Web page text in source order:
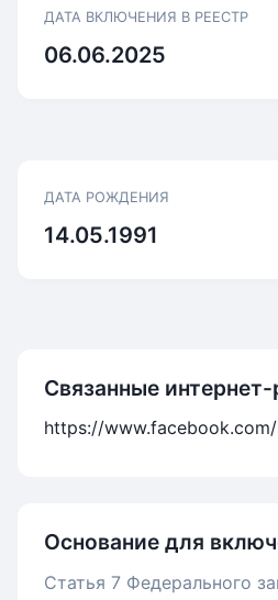
ДАТА ВКЛЮЧЕНИЯ В РЕЕСТР
06.06.2025
ДАТА РОЖДЕНИЯ
14.05.1991
Связанные
https://
Основание для
Статья 7 Федерального